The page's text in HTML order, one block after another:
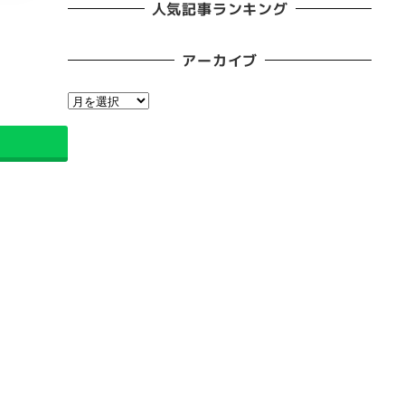
人気記事ランキング
アーカイブ
ア
ー
イ